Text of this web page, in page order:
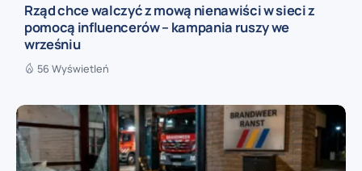
Rząd chce walczyć z mową nienawiści w sieci z
pomocą influencerów – kampania ruszy we
wrześniu
56 Wyświetleń